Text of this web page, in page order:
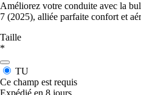
Améliorez votre conduite avec la
7 (2025), alliée parfaite confort et
Taille
*
TU
Ce champ est requis